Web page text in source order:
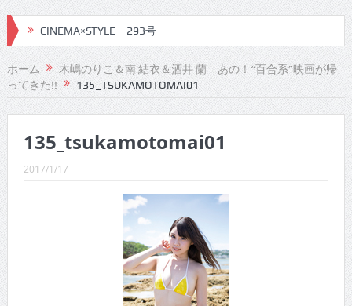
CINEMA×STYLE 293号
CINEMA×STYLE 292号
CINEMA×STYLE 291号
CINEMA×STYLE 289号
CINEMA×STYLE 287号
CINEMA×STYLE 286号
CINEMA×STYLE 285号
CINEMA×STYLE 294号
ホーム
木嶋のりこ＆南 結衣＆酒井 蘭 あの！“百合系”映画が帰
ってきた!!
135_TSUKAMOTOMAI01
135_tsukamotomai01
2017/1/17